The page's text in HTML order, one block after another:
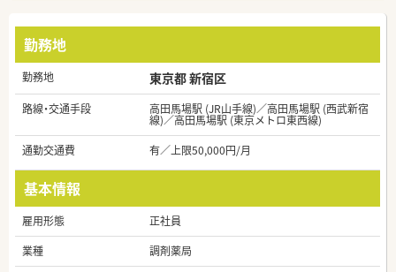
勤務地
勤務地 東京都 新宿区
路線・交通手段 高田馬場駅 (JR山手線)／高田馬場駅 (西武新宿
線)／高田馬場駅 (東京メトロ東西線)
通勤交通費
有／上限50,000円/月
基本情報
雇用形態
正社員
業種
調剤薬局